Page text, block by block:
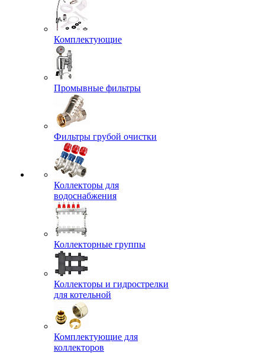
Комплектующие
Промывные фильтры
Фильтры грубой очистки
Коллекторы для
водоснабжения
Коллекторные группы
Коллекторы и гидрострелки
для котельной
Комплектующие для
коллекторов